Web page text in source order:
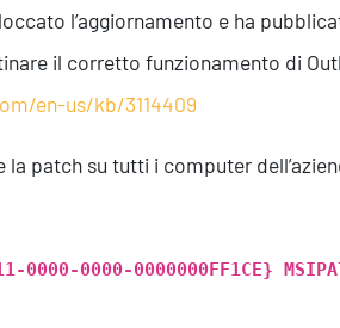
l’aggiornamento e ha
il corretto funzionamento di
en-us/kb/3114409
la patch su tutti i computer
0000-0000000FF1CE}